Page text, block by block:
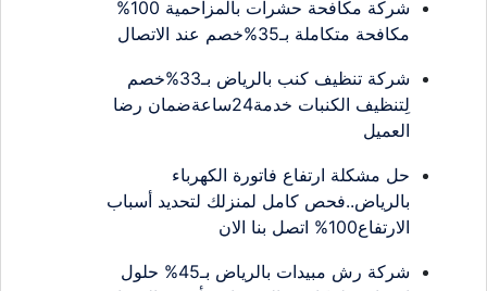
شركة مكافحة حشرات بالمزاحمية 100%
مكافحة متكاملة بـ35%خصم عند الاتصال
شركة تنظيف كنب بالرياض بـ33%خصم
لِتنظيف الكنبات خدمة24ساعةضمان رضا
العميل
حل مشكلة ارتفاع فاتورة الكهرباء
بالرياض..فحص كامل لمنزلك لتحديد أسباب
الارتفاع100% اتصل بنا الان
شركة رش مبيدات بالرياض بـ45% حلول